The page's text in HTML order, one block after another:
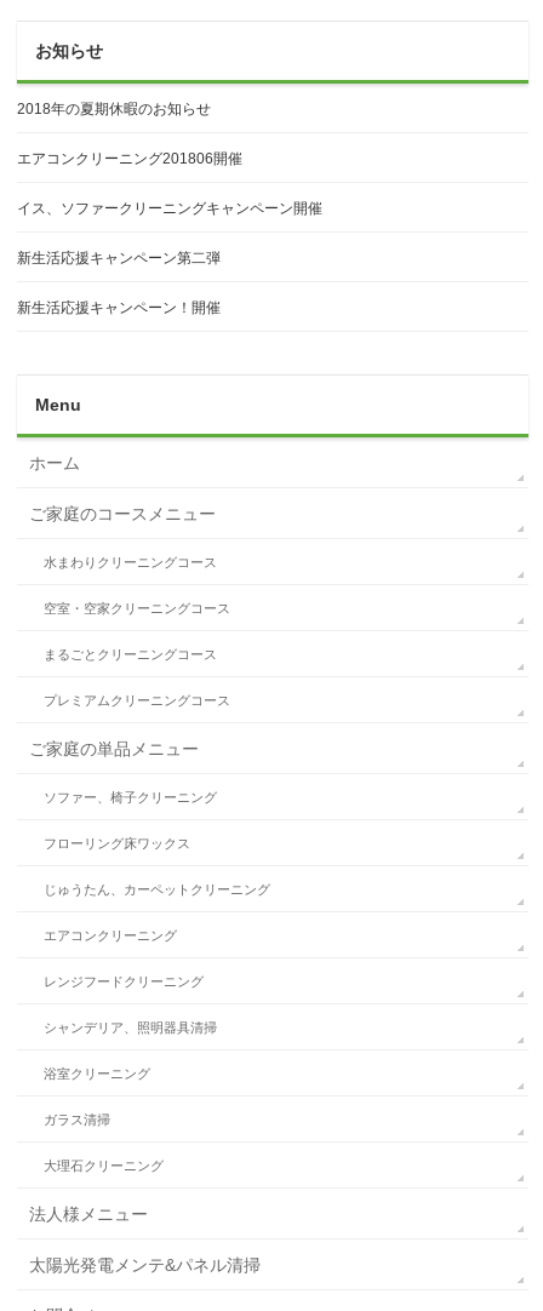
お知らせ
2018年の夏期休暇のお知らせ
エアコンクリーニング201806開催
イス、ソファークリーニングキャンペーン開催
新生活応援キャンペーン第二弾
新生活応援キャンペーン！開催
Menu
ホーム
ご家庭のコースメニュー
水まわりクリーニングコース
空室・空家クリーニングコース
まるごとクリーニングコース
プレミアムクリーニングコース
ご家庭の単品メニュー
ソファー、椅子クリーニング
フローリング床ワックス
じゅうたん、カーペットクリーニング
エアコンクリーニング
レンジフードクリーニング
シャンデリア、照明器具清掃
浴室クリーニング
ガラス清掃
大理石クリーニング
法人様メニュー
太陽光発電メンテ&パネル清掃